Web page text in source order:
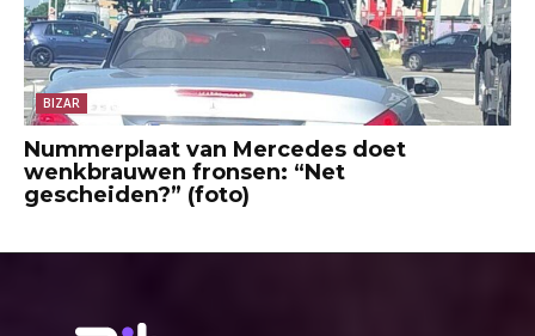
BIZAR
Nummerplaat van Mercedes doet
wenkbrauwen fronsen: “Net
gescheiden?” (foto)